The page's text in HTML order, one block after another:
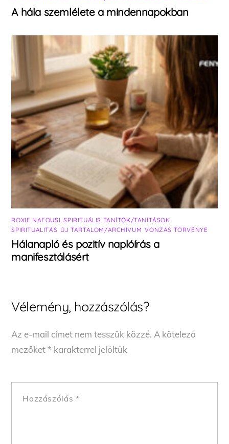
A hála szemlélete a mindennapokban
ROXIE NAFOUSI ,SPIRITUÁLIS TANÍTÓK/TANÍTÁSOK
SPIRITUALITÁS ÚJ TARTALOM/ARCHÍVUM ,VONZÁS TÖRVÉNYE
Hálanapló és pozitív naplóírás a
manifesztálásért
Vélemény, hozzászólás?
Az e-mail címet nem tesszük közzé. A kötelező
mezőket* karakterrel jelöltük
Hozzászólás *